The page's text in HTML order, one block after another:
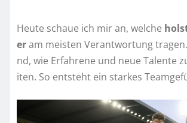
Heute schaue ich mir an, welche
eram meisten Verantwortung
nd, wie Erfahrene und neue Talente
iten. So entsteht ein starkes